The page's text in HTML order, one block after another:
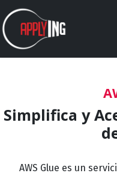
Ir al contenido
Simplifica y
AWS Glue es un